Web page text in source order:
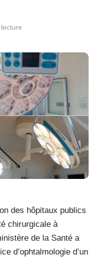
des hôpitaux publics
chirurgicale à
de la Santé a
d’ophtalmologie d’un